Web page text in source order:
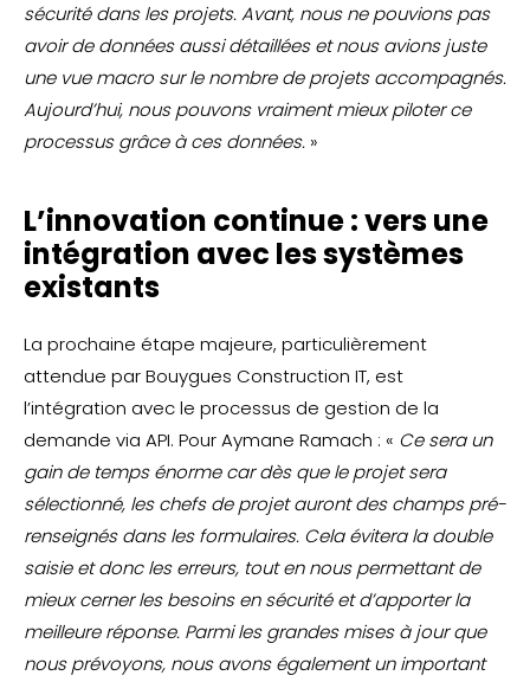
sécurité dans les projets. Avant, nous ne pouvions pas
avoir de données aussi détaillées et nous avions juste
une vue macro sur le nombre de projets accompagnés.
Aujourd’hui, nous pouvons vraiment mieux piloter ce
processus grâce à ces données. »
L’innovation continue : vers une
intégration avec les systèmes
existants
La prochaine étape majeure, particulièrement
attendue par Bouygues Construction IT, est
l’intégration avec le processus de gestion de la
demande via API. Pour Aymane Ramach : « Ce sera un
gain de temps énorme car dès que le projet sera
sélectionné, les chefs de projet auront des champs pré-
renseignés dans les formulaires. Cela évitera la double
saisie et donc les erreurs, tout en nous permettant de
mieux cerner les besoins en sécurité et d’apporter la
meilleure réponse. Parmi les grandes mises à jour que
nous prévoyons, nous avons également un important